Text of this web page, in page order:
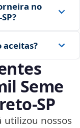
no
aceitas?
Seme
utilizou nossos